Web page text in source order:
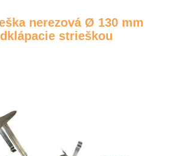
nerezová Ø 130 mm
strieškou